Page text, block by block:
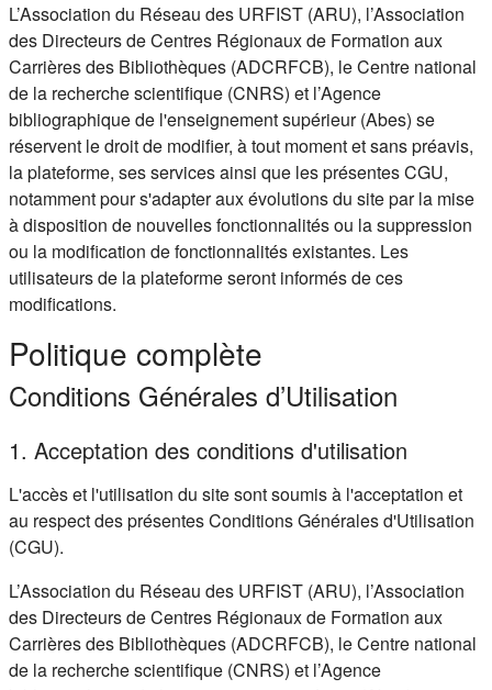
L’Association du Réseau des URFIST (ARU), l’Association
des Directeurs de Centres Régionaux de Formation aux
Carrières des Bibliothèques (ADCRFCB), le Centre national
de la recherche scientifique (CNRS) et l’Agence
bibliographique de l'enseignement supérieur (Abes) se
réservent le droit de modifier, à tout moment et sans préavis,
la plateforme, ses services ainsi que les présentes CGU,
notamment pour s'adapter aux évolutions du site par la mise
à disposition de nouvelles fonctionnalités ou la suppression
ou la modification de fonctionnalités existantes. Les
utilisateurs de la plateforme seront informés de ces
modifications.
Politique complète
Conditions Générales d’Utilisation
1. Acceptation des conditions d'utilisation
L'accès et l'utilisation du site sont soumis à l'acceptation et
au respect des présentes Conditions Générales d'Utilisation
(CGU).
L’Association du Réseau des URFIST (ARU), l’Association
des Directeurs de Centres Régionaux de Formation aux
Carrières des Bibliothèques (ADCRFCB), le Centre national
de la recherche scientifique (CNRS) et l’Agence